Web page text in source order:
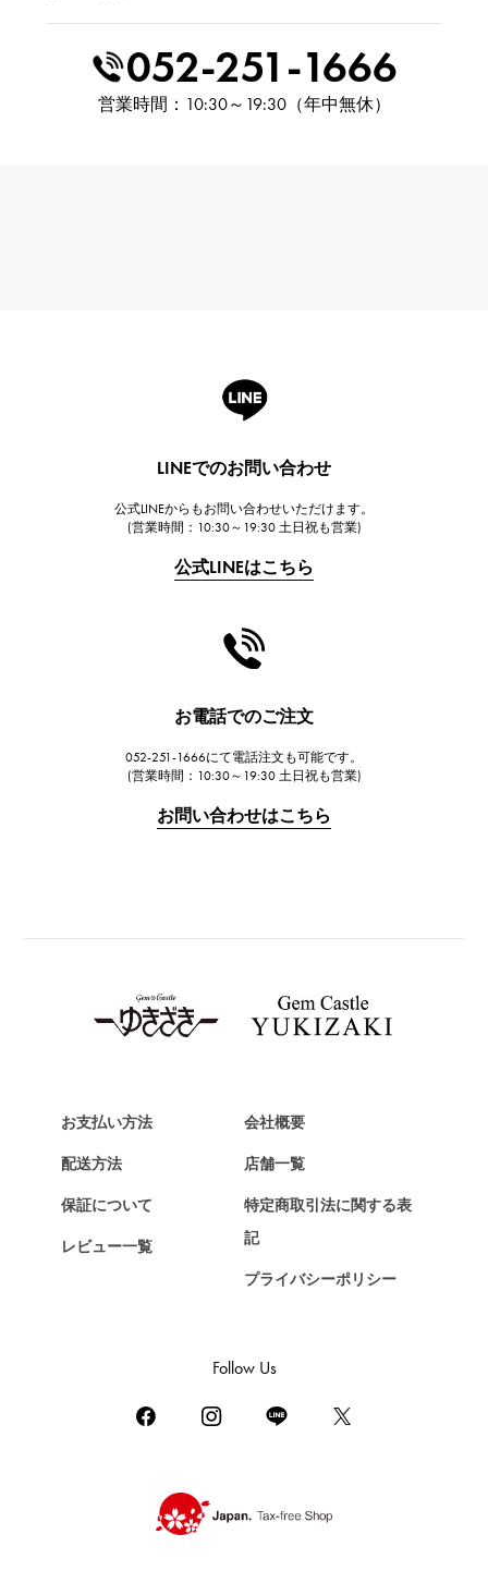
052-251-1666
営業時間：10:30～19:30（年中無休）
LINEでのお問い合わせ
公式LINEからもお問い合わせいただけます。
(営業時間：10:30～19:30 土日祝も営業)
公式LINEはこちら
お電話でのご注文
052-251-1666にて電話注文も可能です。
(営業時間：10:30～19:30 土日祝も営業)
お問い合わせはこちら
お支払い方法
配送方法
保証について
レビュー一覧
会社概要
店舗一覧
特定商取引法に関する表
記
プライバシーポリシー
Follow Us